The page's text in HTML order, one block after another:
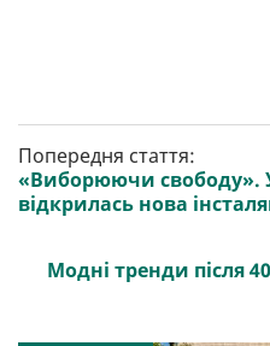
Попередня стаття:
«Виборюючи свободу». У
відкрилась нова
Модні тренди після